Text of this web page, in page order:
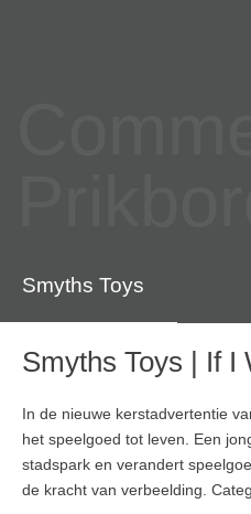
Smyths Toys
Smyths Toys | If I
In de nieuwe kerstadvertentie
het speelgoed tot leven. Een
stadspark en verandert
de kracht van verbeelding.